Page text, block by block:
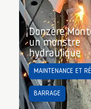
Donzère
un monstre
hydraulique
MAINTENANCE ET
BARRAGE